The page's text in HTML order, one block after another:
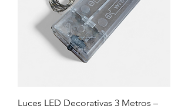
Luces LED Decorativas 3 Metros –